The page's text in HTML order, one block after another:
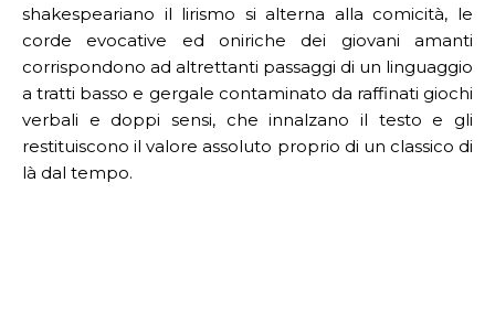
shakespeariano il lirismo si alterna alla comicità, le
corde evocative ed oniriche dei giovani amanti
corrispondono ad altrettanti passaggi di un linguaggio
a tratti basso e gergale contaminato da raffinati giochi
verbali e doppi sensi, che innalzano il testo e gli
restituiscono il valore assoluto proprio di un classico di
là dal tempo.